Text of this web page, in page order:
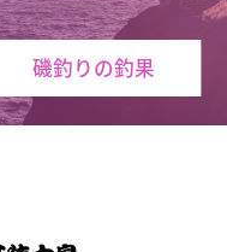
磯釣りの釣果